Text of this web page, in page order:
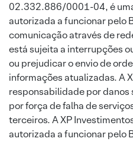
02.332.886/0001-04, é
autorizada a funcionar pelo
comunicação através de
está sujeita a interrupções
ou prejudicar o envio de
informações atualizadas. A
responsabilidade por
por força de falha de
terceiros. A XP
autorizada a funcionar pelo